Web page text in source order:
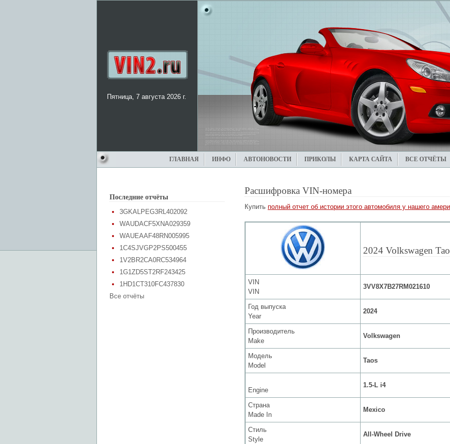
Пятница, 7 августа 2026 г.
ГЛАВНАЯ ИНФО АВТОНОВОСТИ ПРИКОЛЫ КАРТА САЙТА ВСЕ ОТЧЁТЫ
Последние отчёты
3GKALPEG3RL402092
WAUDACF5XNA029359
WAUEAAF48RN005995
1C4SJVGP2PS500455
1V2BR2CA0RC534964
1G1ZD5ST2RF243425
1HD1CT310FC437830
Все отчёты
Расшифровка VIN-номера
Купить полный отчет об истории этого автомобиля у нашего
2024 Volkswagen
VIN
VIN
3VV8X7B27RM021610
Год выпуска
Year
2024
Производитель
Make
Volkswagen
Модель
Model
Taos
Engine
1.5-L i4
Страна
Made In
Mexico
Стиль
Style
All-Wheel Drive